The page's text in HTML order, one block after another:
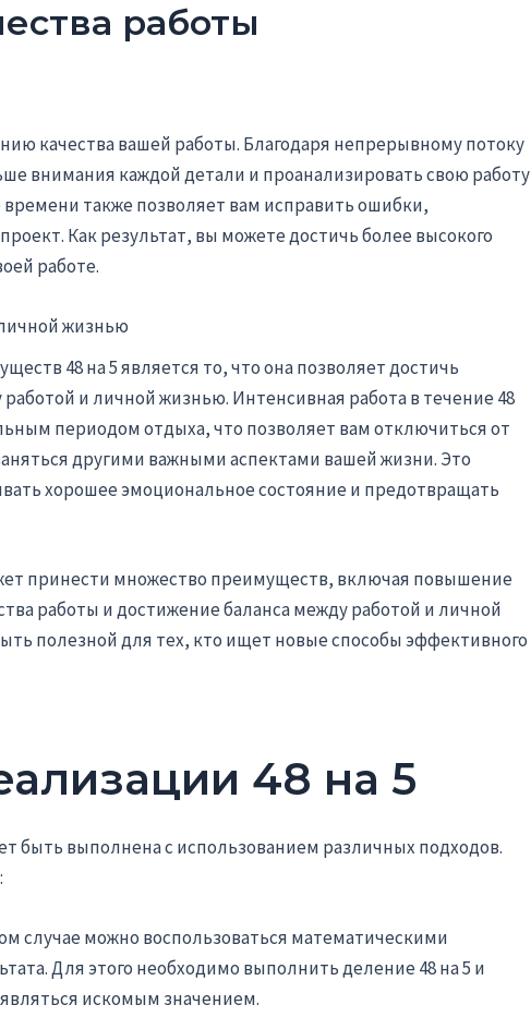
работы
качества вашей работы. Благодаря непрерывному потоку
внимания каждой детали и проанализировать свою работу
также позволяет вам исправить ошибки,
Как результат, вы можете достичь более высокого
работе.
жизнью
48 на 5 является то, что она позволяет достичь
работой и личной жизнью. Интенсивная работа в течение 48
периодом отдыха, что позволяет вам отключиться от
другими важными аспектами вашей жизни. Это
хорошее эмоциональное состояние и предотвращать
принести множество преимуществ, включая повышение
работы и достижение баланса между работой и личной
полезной для тех, кто ищет новые способы эффективного
48 на 5
быть выполнена с использованием различных подходов.
случае можно воспользоваться математическими
Для этого необходимо выполнить деление 48 на 5 и
искомым значением.